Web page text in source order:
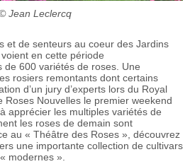
Jean Leclercq
et de senteurs au coeur des Jardins
en cette période
de 600 variétés de roses. Une
rosiers remontants dont certains
d’un jury d’experts lors du Royal
Roses Nouvelles le premier weekend
apprécier les multiples variétés de
les roses de demain sont
au « Théâtre des Roses », découvrez
une importante collection de cultivars
modernes ».